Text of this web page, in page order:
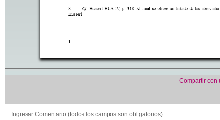
Compartir con
Ingresar Comentario (todos los campos son obligatorios)